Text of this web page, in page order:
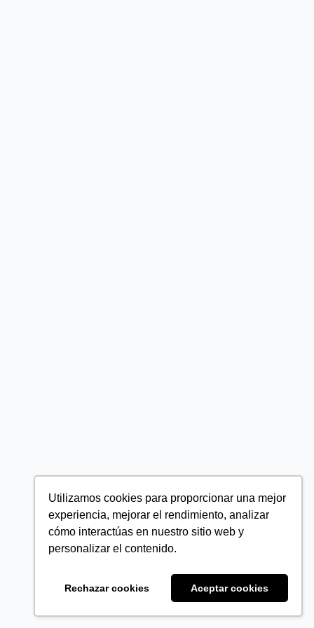
Utilizamos cookies para proporcionar una mejor
experiencia, mejorar el rendimiento, analizar
cómo interactúas en nuestro sitio web y
personalizar el contenido.
Rechazar cookies Aceptar cookies